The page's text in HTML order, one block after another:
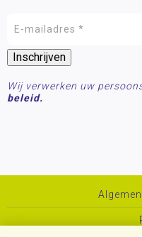
Wij verwerken uw
beleid.